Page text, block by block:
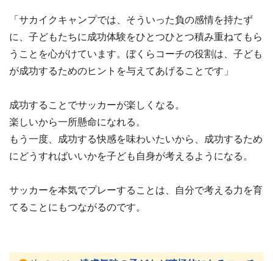
「サカイクキャンプでは、そういった負の感情を持たず
に、子どもたちに成功体験をひとつひとつ積み重ねてもら
うことを心がけています。ぼくらコーチの役割は、子ども
が成功するためのヒントを与えてあげることです」
成功することでサッカーが楽しくなる。
楽しいから一所懸命になれる。
もう一度、成功する快感を味わいたいから、成功するため
にどうすればいいかを子ども自身が考えるようになる。
サッカーを本気でプレーすることは、自分で考える力を育
てることにもつながるのです。